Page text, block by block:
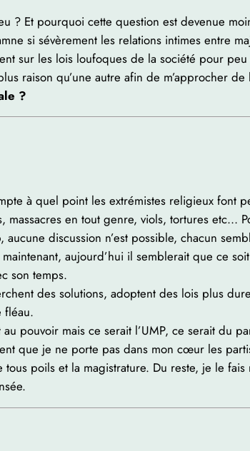
? Et pourquoi cette question est devenue
si sévèrement les relations intimes entre
sur les lois loufoques de la société pour
raison qu’une autre afin de m’approcher de
?
à quel point les extrémistes religieux font
massacres en tout genre, viols, tortures etc…
discussion n’est possible, chacun
aujourd’hui il semblerait que ce
son temps.
des solutions, adoptent des lois plus
fléau.
pouvoir mais ce serait l’UMP, ce serait du
que je ne porte pas dans mon cœur les
poils et la magistrature. Du reste, je le